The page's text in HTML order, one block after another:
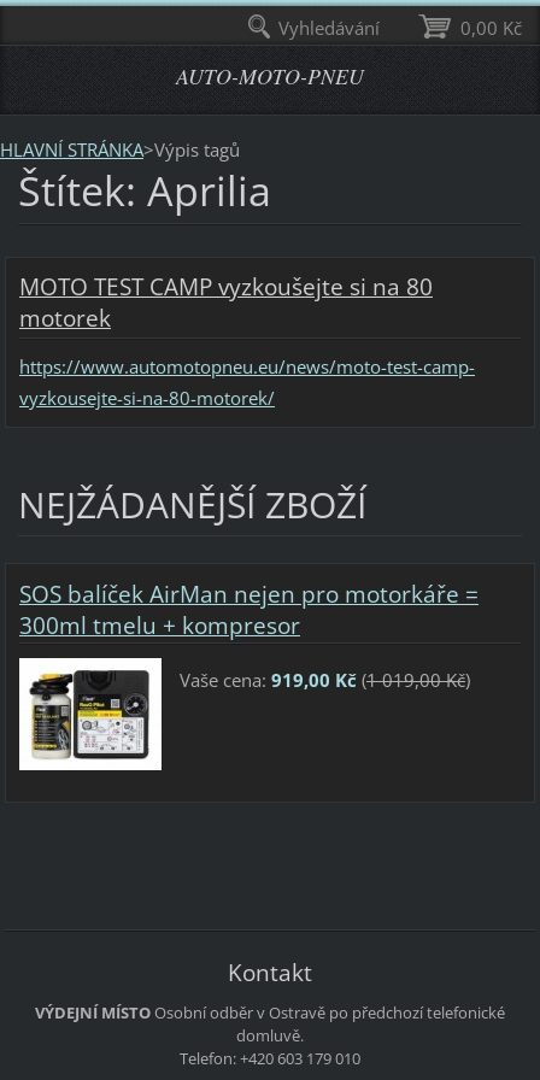
AUTO-MOTO-PNEU
HLAVNÍ STRÁNKA>Výpis tagů
Štítek: Aprilia
MOTO TEST CAMP vyzkoušejte si na 80
motorek
https://www.automotopneu.eu/news/moto-test-camp-
vyzkousejte-si-na-80-motorek/
NEJŽÁDANĚJŠÍ ZBOŽÍ
SOS balíček AirMan nejen pro motorkáře =
300ml tmelu + kompresor
Vaše cena: 919,00 Kč(1 019,00 Kč)
Kontakt
VÝDEJNÍ MÍSTOOsobní odběr v Ostravě po předchozí telefonické
domluvě.
Telefon: +420 603 179 010
0,00 Kč
Vyhledávání